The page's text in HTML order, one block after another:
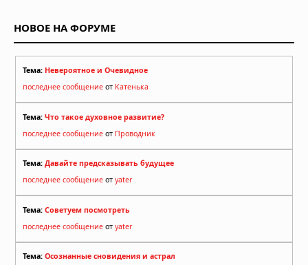
НОВОЕ НА ФОРУМЕ
Тема: Невероятное и Очевидное
последнее сообщение от Катенька
Тема: Что такое духовное развитие?
последнее сообщение от Проводник
Тема: Давайте предсказывать будущее
последнее сообщение от yater
Тема: Советуем посмотреть
последнее сообщение от yater
Тема: Осознанные сновидения и астрал